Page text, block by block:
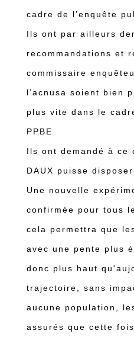
cadre de l’enquête
Ils ont par ailleurs
recommandations et
commissaire
l’acnusa soient bien
plus vite dans le
PPBE
Ils ont demandé à ce
DAUX puisse
Une nouvelle
confirmée pour tous
cela permettra que
avec une pente plus
donc plus haut
trajectoire, sans
aucune population,
assurés que cette